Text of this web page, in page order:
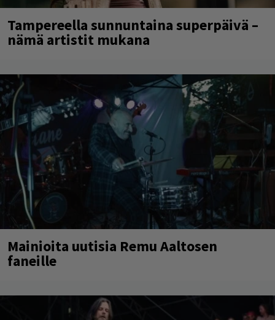
Tampereella sunnuntaina superpäivä –
nämä artistit mukana
Mainioita uutisia Remu Aaltosen
faneille